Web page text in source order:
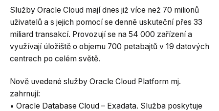
Služby Oracle Cloud mají dnes již více než 70 milionů
uživatelů a s jejich pomocí se denně uskuteční přes 33
miliard transakcí. Provozují se na 54 000 zařízení a
využívají úložiště o objemu 700 petabajtů v 19 datových
centrech po celém světě.
Nově uvedené služby Oracle Cloud Platform mj.
zahrnují:
• Oracle Database Cloud – Exadata. Služba poskytuje